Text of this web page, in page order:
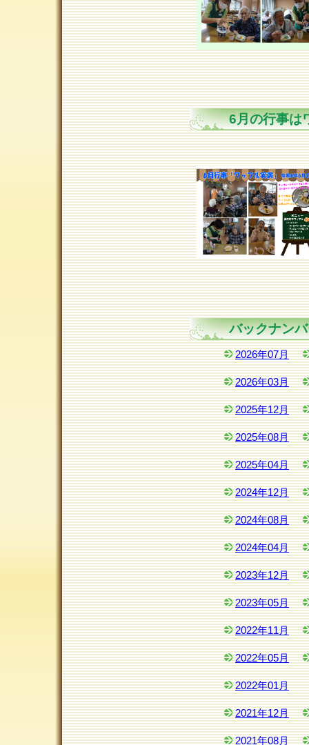
6月の行事は
バックナン
2026年07月
2026年03月
2025年12月
2025年08月
2025年04月
2024年12月
2024年08月
2024年04月
2023年12月
2023年05月
2022年11月
2022年05月
2022年01月
2021年12月
2021年08月